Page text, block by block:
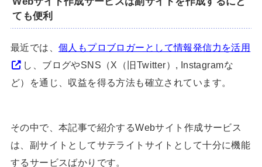
ても便利
最近では、 個人もプロブロガーとして情報発信力を活用
し、ブログやSNS（X（旧Twitter）, Instagramな
ど）を通じ、収益を得る方法も確立されています。
その中で、本記事で紹介するWebサイト作成サービス
は、副サイトとしてサテライトサイトとして十分に機能
するサービスばかりです。